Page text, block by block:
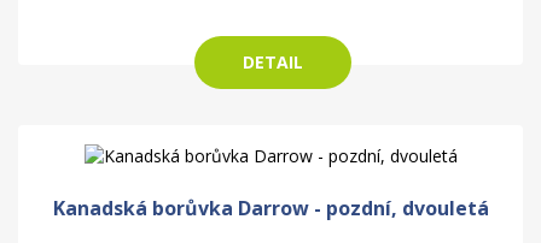
DETAIL
Kanadská borůvka Darrow - pozdní, dvouletá